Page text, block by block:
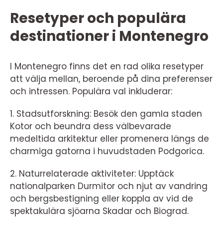
Resetyper och populära
destinationer i Montenegro
I Montenegro finns det en rad olika resetyper
att välja mellan, beroende på dina preferenser
och intressen. Populära val inkluderar:
1. Stadsutforskning: Besök den gamla staden
Kotor och beundra dess välbevarade
medeltida arkitektur eller promenera längs de
charmiga gatorna i huvudstaden Podgorica.
2. Naturrelaterade aktiviteter: Upptäck
nationalparken Durmitor och njut av vandring
och bergsbestigning eller koppla av vid de
spektakulära sjöarna Skadar och Biograd.